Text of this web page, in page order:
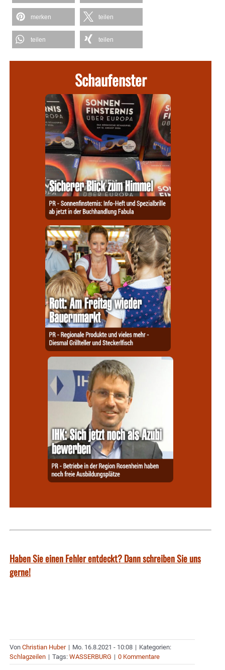
merken teilen
teilen teilen
Schaufenster
Haben Sie einen Fehler entdeckt? Dann schreiben Sie uns
gerne!
Von Christian Huber | Mo. 16.8.2021 - 10:08 | Kategorien:
Schlagzeilen | Tags: WASSERBURG | 0 Kommentare